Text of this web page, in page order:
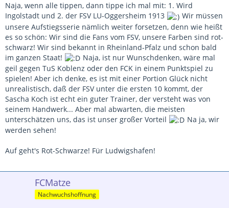
Naja, wenn alle tippen, dann tippe ich mal mit: 1. Wird
Ingolstadt und 2. der FSV LU-Oggersheim 1913
Wir müssen
unsere Aufstiegsserie nämlich weiter forsetzen, denn wie heißt
es so schön: Wir sind die Fans vom FSV, unsere Farben sind rot-
schwarz! Wir sind bekannt in Rheinland-Pfalz und schon bald
im ganzen Staat!
Naja, ist nur Wunschdenken, wäre mal
geil gegen TuS Koblenz oder den FCK in einem Punktspiel zu
spielen! Aber ich denke, es ist mit einer Portion Glück nicht
unrealistisch, daß der FSV unter die ersten 10 kommt, der
Sascha Koch ist echt ein guter Trainer, der versteht was von
seinem Handwerk... Aber mal abwarten, die meisten
unterschätzen uns, das ist unser großer Vorteil
Na ja, wir
werden sehen!
Auf geht's Rot-Schwarze! Für Ludwigshafen!
FCMatze
Nachwuchshoffnung